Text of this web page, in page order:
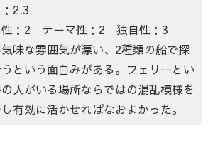
2.3
性：2 テーマ性：2 独自性：3
味な雰囲気が漂い、2種類の船で探
という面白みがある。フェリーとい
人がいる場所ならではの混乱模様を
有効に活かせればなおよかった。